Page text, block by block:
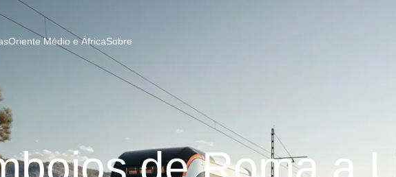
Oriente Médio e ÁfricaSobre